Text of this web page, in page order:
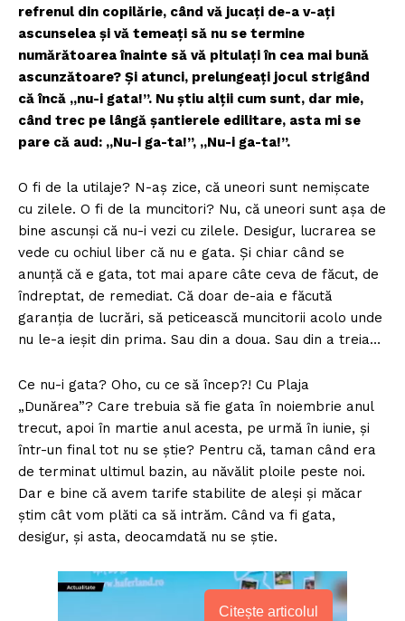
refrenul din copilărie, când vă jucaţi de-a v-aţi
ascunselea şi vă temeaţi să nu se termine
numărătoarea înainte să vă pitulaţi în cea mai bună
ascunzătoare? Şi atunci, prelungeaţi jocul strigând
că încă „nu-i gata!”. Nu ştiu alţii cum sunt, dar mie,
când trec pe lângă şantierele edilitare, asta mi se
pare că aud: „Nu-i ga-ta!”, „Nu-i ga-ta!”.
O fi de la utilaje? N-aş zice, că uneori sunt nemişcate
cu zilele. O fi de la muncitori? Nu, că uneori sunt aşa de
bine ascunşi că nu-i vezi cu zilele. Desigur, lucrarea se
vede cu ochiul liber că nu e gata. Şi chiar când se
anunţă că e gata, tot mai apare câte ceva de făcut, de
îndreptat, de remediat. Că doar de-aia e făcută
garanţia de lucrări, să peticească muncitorii acolo unde
nu le-a ieşit din prima. Sau din a doua. Sau din a treia…
Ce nu-i gata? Oho, cu ce să încep?! Cu Plaja
„Dunărea”? Care trebuia să fie gata în noiembrie anul
trecut, apoi în martie anul acesta, pe urmă în iunie, şi
într-un final tot nu se ştie? Pentru că, taman când era
de terminat ultimul bazin, au năvălit ploile peste noi.
Dar e bine că avem tarife stabilite de aleşi şi măcar
ştim cât vom plăti ca să intrăm. Când va fi gata,
desigur, şi asta, deocamdată nu se ştie.
Citește articolul